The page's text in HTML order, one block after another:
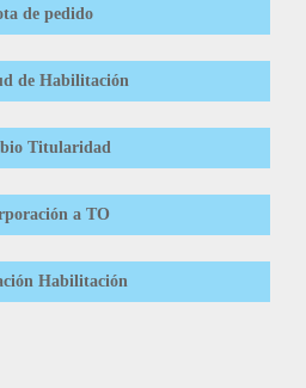
de pedido
de Habilitación
Titularidad
a TO
Habilitación